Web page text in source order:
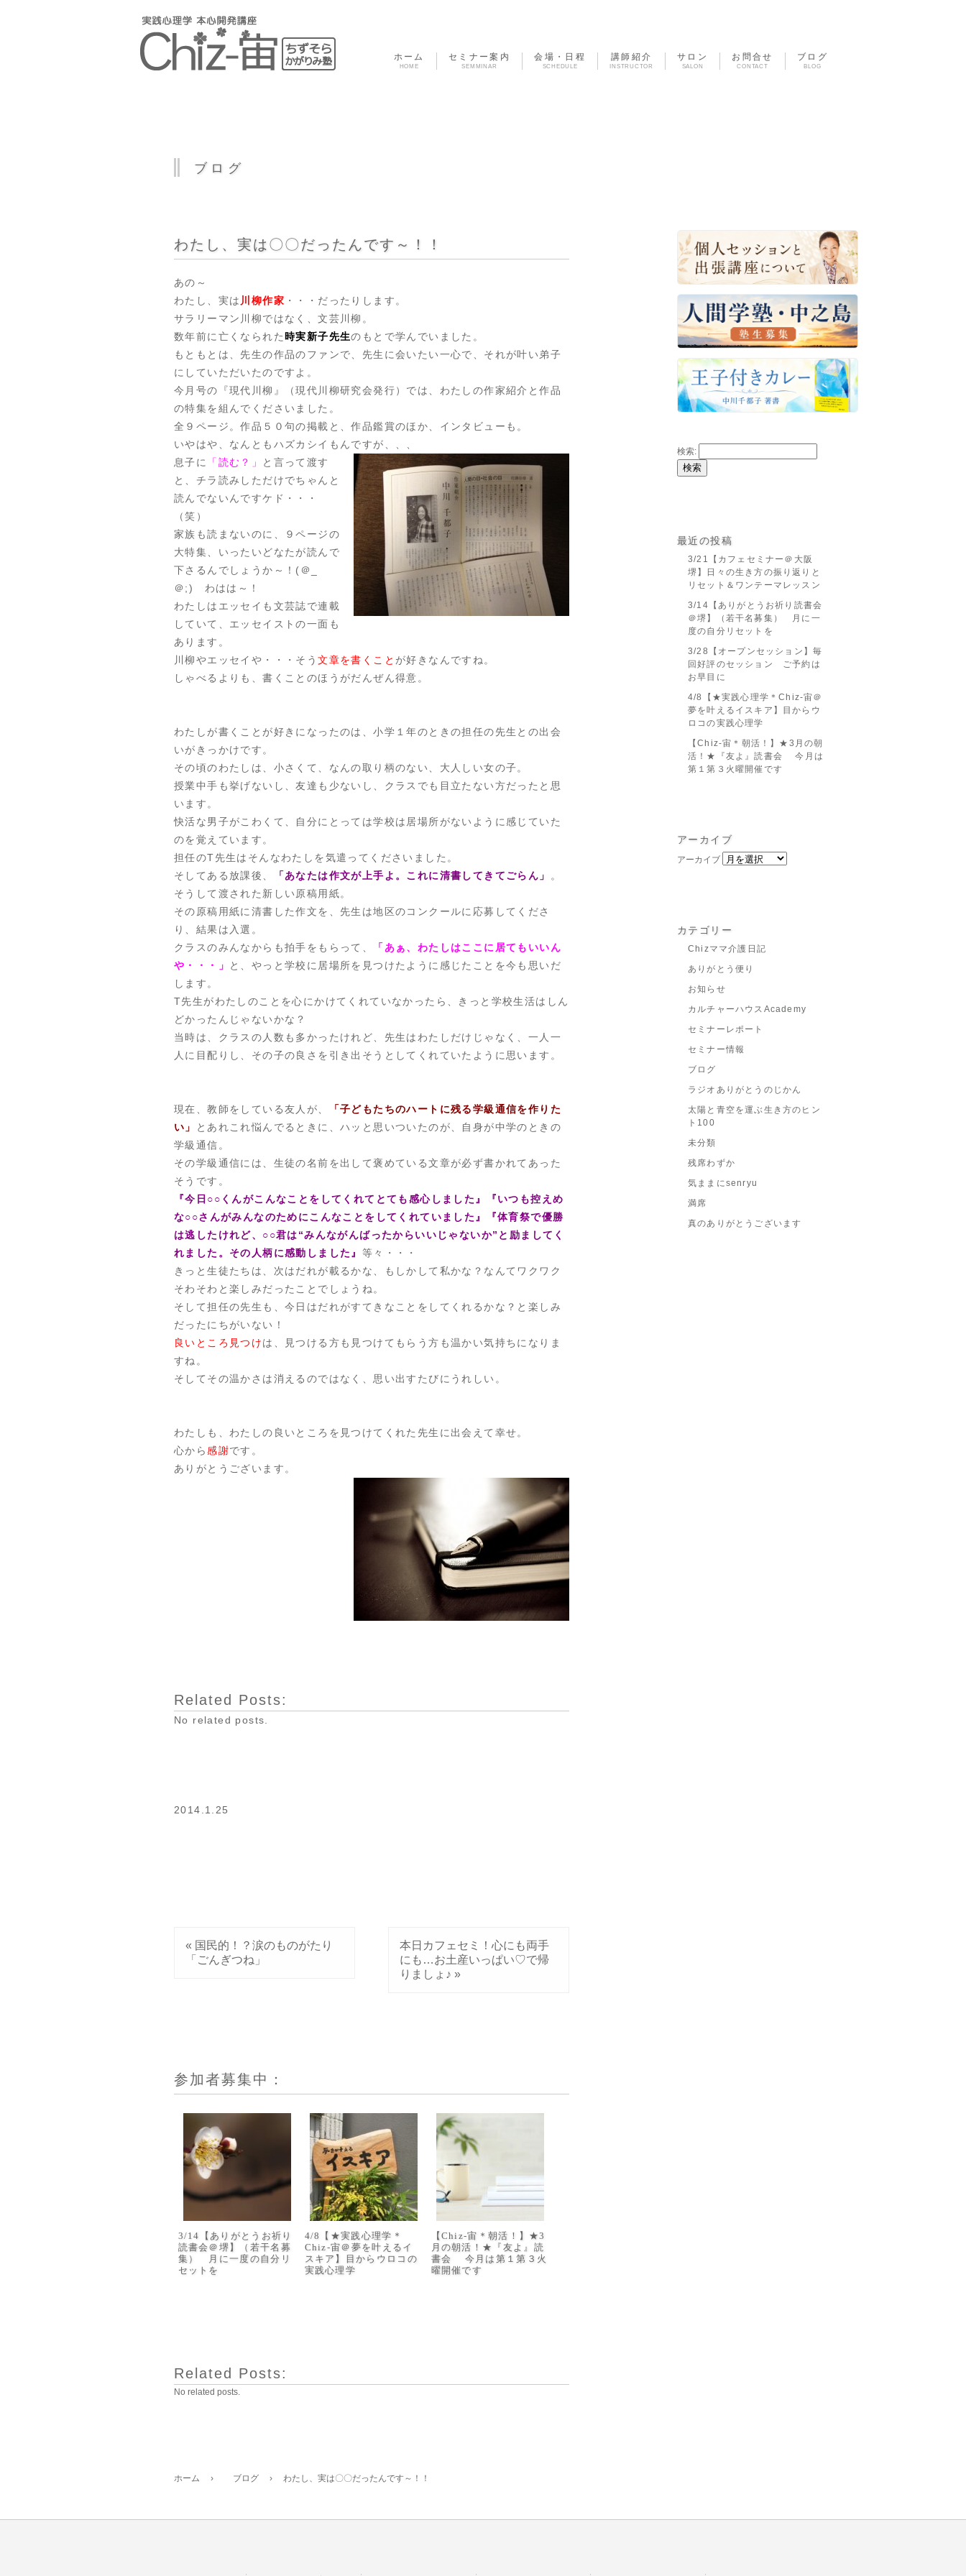
ホーム
HOME
セミナー案内
SEMMINAR
会場・日程
SCHEDULE
講師紹介
INSTRUCTOR
サロン
SALON
お問合せ
CONTACT
ブログ
BLOG
ブログ
わたし、実は〇〇だったんです～！！
あの～
わたし、実は 川柳作家 ・・・だったりします。
サラリーマン川柳ではなく、文芸川柳。
数年前に亡くなられた 時実新子先生のもとで学んでいました。
もともとは、先生の作品のファンで、先生に会いたい一心で、それが叶い弟子
にしていただいたのですよ。
今月号の『現代川柳』（現代川柳研究会発行）では、わたしの作家紹介と作品
の特集を組んでくださいました。
全９ページ。作品５０句の掲載と、作品鑑賞のほか、インタビューも。
いやはや、なんともハズカシイもんですが、、、
息子に
「読む？」
と言って渡す
と、チラ読みしただけでちゃんと
読んでないんですケド・・・
（笑）
家族も読まないのに、９ページの
大特集、いったいどなたが読んで
下さるんでしょうか～！(＠_
＠;) わはは～！
わたしはエッセイも文芸誌で連載
していて、エッセイストの一面も
あります。
川柳やエッセイや・・・そう文章を書くこと が好きなんですね。
しゃべるよりも、書くことのほうがだんぜん得意。
わたしが書くことが好きになったのは、小学１年のときの担任の先生との出会
いがきっかけです。
その頃のわたしは、小さくて、なんの取り柄のない、大人しい女の子。
授業中手も挙げないし、友達も少ないし、クラスでも目立たない方だったと思
います。
快活な男子がこわくて、自分にとっては学校は居場所がないように感じていた
のを覚えています。
担任のT先生はそんなわたしを気遣ってくださいました。
そしてある放課後、
「あなたは作文が上手よ。これに清書してきてごらん」
。
そうして渡された新しい原稿用紙。
その原稿用紙に清書した作文を、先生は地区のコンクールに応募してくださ
り、結果は入選。
クラスのみんなからも拍手をもらって、
「あぁ、わたしはここに居てもいいん
や・・・」
と、やっと学校に居場所を見つけたように感じたことを今も思いだ
します。
T先生がわたしのことを心にかけてくれていなかったら、きっと学校生活はしん
どかったんじゃないかな？
当時は、クラスの人数も多かったけれど、先生はわたしだけじゃなく、一人一
人に目配りし、その子の良さを引き出そうとしてくれていたように思います。
現在、教師をしている友人が、
「子どもたちのハートに残る学級通信を作りた
い」
とあれこれ悩んでるときに、ハッと思いついたのが、自身が中学のときの
学級通信。
その学級通信には、生徒の名前を出して褒めている文章が必ず書かれてあった
そうです。
『今日○○くんがこんなことをしてくれてとても感心しました』『いつも控えめ
な○○さんがみんなのためにこんなことをしてくれていました』『体育祭で優勝
は逃したけれど、○○君は“みんながんばったからいいじゃないか”と励ましてく
れました。その人柄に感動しました』 等々・・・
きっと生徒たちは、次はだれが載るかな、もしかして私かな？なんてワクワク
そわそわと楽しみだったことでしょうね。
そして担任の先生も、今日はだれがすてきなことをしてくれるかな？と楽しみ
だったにちがいない！
良いところ見つけは、見つける方も見つけてもらう方も温かい気持ちになりま
すね。
そしてその温かさは消えるのではなく、思い出すたびにうれしい。
わたしも、わたしの良いところを見つけてくれた先生に出会えて幸せ。
心から感謝です。
ありがとうございます。
Related Posts:
No related posts.
2014.1.25
« 国民的！？涙のものがたり
「ごんぎつね」
本日カフェセミ！心にも両手
にも…お土産いっぱい♡で帰
りましょ♪ »
参加者募集中：
3/14【ありがとうお祈り
読書会＠堺】（若干名募
集） 月に一度の自分リ
セットを
4/8【★実践心理学＊
Chiz-宙＠夢を叶えるイ
スキア】目からウロコの
実践心理学
【Chiz-宙＊朝活！】★3
月の朝活！★『友よ』読
書会 今月は第１第３火
曜開催です
Related Posts:
No related posts.
ホーム › ブログ › わたし、実は〇〇だったんです～！！
検索:
最近の投稿
3/21【カフェセミナー＠大阪
堺】日々の生き方の振り返りと
リセット＆ワンテーマレッスン
3/14【ありがとうお祈り読書会
＠堺】（若干名募集） 月に一
度の自分リセットを
3/28【オープンセッション】毎
回好評のセッション ご予約は
お早目に
4/8【★実践心理学＊Chiz-宙＠
夢を叶えるイスキア】目からウ
ロコの実践心理学
【Chiz-宙＊朝活！】★3月の朝
活！★『友よ』読書会 今月は
第１第３火曜開催です
アーカイブ
アーカイブ
カテゴリー
Chizママ介護日記
ありがとう便り
お知らせ
カルチャーハウスAcademy
セミナーレポート
セミナー情報
ブログ
ラジオありがとうのじかん
太陽と青空を運ぶ生き方のヒン
ト100
未分類
残席わずか
気ままにsenryu
満席
真のありがとうございます